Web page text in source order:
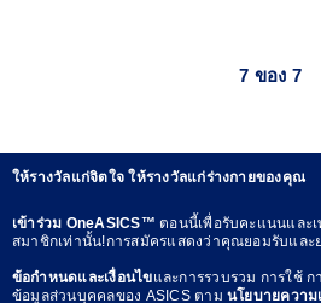
7 ของ 7
ให้รางวัลแก่จิตใจ ให้รางวัลแก่ร่างกายของคุณ
เข้าร่วม OneASICS™ตอนนี้เพื่อรับคะแนนและ
สมาชิกเท่านั้น!การสมัครแสดงว่าคุณยอมรับและ
ข้อกำหนดและเงื่อนไขและการรวบรวม การใช้ ก
ข้อมูลส่วนบุคคลของ ASICS ตาม นโยบายความ